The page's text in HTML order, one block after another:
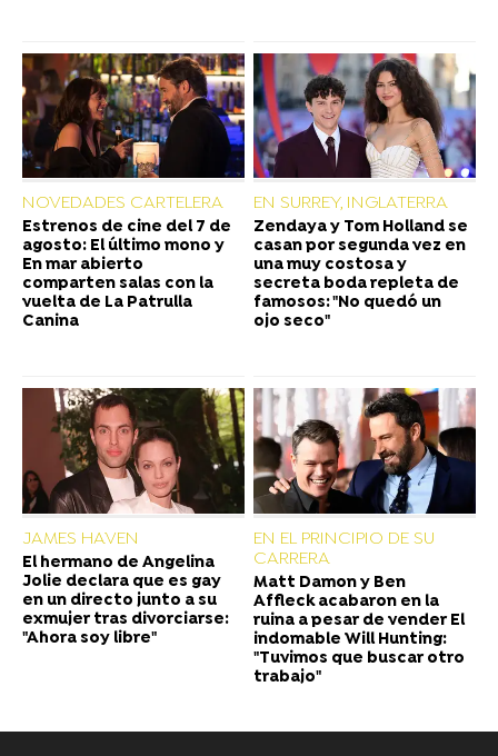
NOVEDADES CARTELERA
Estrenos de cine del 7 de
agosto: El último mono y
En mar abierto
comparten salas con la
vuelta de La Patrulla
Canina
EN SURREY, INGLATERRA
Zendaya y Tom Holland se
casan por segunda vez en
una muy costosa y
secreta boda repleta de
famosos: "No quedó un
ojo seco"
JAMES HAVEN
El hermano de Angelina
Jolie declara que es gay
en un directo junto a su
exmujer tras divorciarse:
"Ahora soy libre"
EN EL PRINCIPIO DE SU
CARRERA
Matt Damon y Ben
Affleck acabaron en la
ruina a pesar de vender El
indomable Will Hunting:
"Tuvimos que buscar otro
trabajo"